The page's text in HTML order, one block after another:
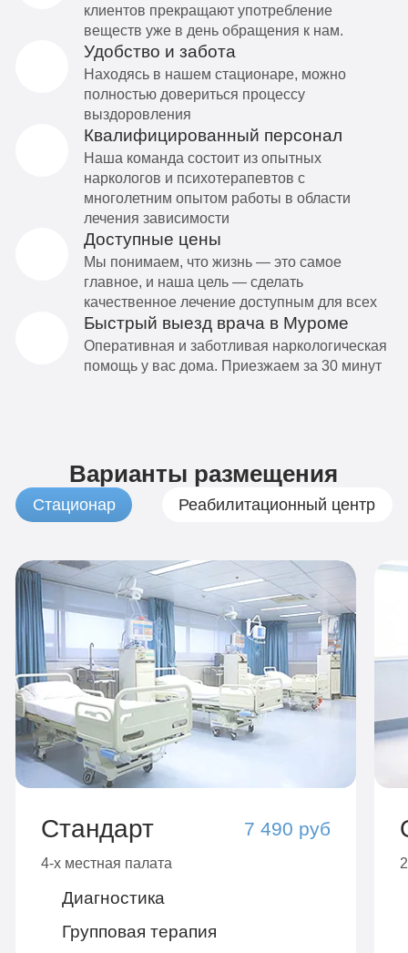
клиентов прекращают употребление
веществ уже в день обращения к нам.
Удобство и забота
Находясь в нашем стационаре, можно
полностью довериться процессу
выздоровления
Квалифицированный персонал
Наша команда состоит из опытных
наркологов и психотерапевтов с
многолетним опытом работы в области
лечения зависимости
Доступные цены
Мы понимаем, что жизнь — это самое
главное, и наша цель — сделать
качественное лечение доступным для всех
Быстрый выезд врача в Муроме
Оперативная и заботливая наркологическая
помощь у вас дома. Приезжаем за 30 минут
Варианты размещения
Стационар Реабилитационный центр
Стандарт 7 490 руб
4-х местная палата
Диагностика
Групповая терапия